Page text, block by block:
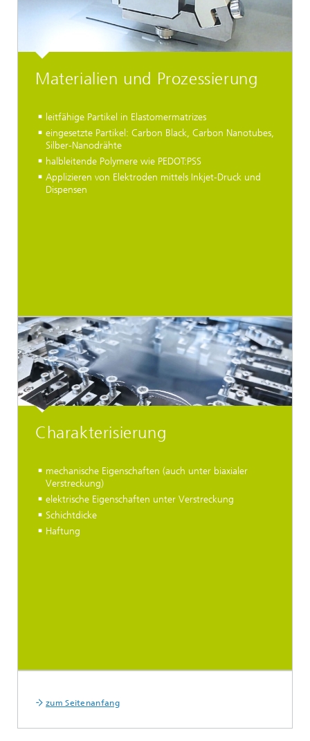
Materialien und Prozessierung
leitfähige Partikel in Elastomermatrizes
eingesetzte Partikel: Carbon Black, Carbon Nanotubes,
Silber-Nanodrähte
halbleitende Polymere wie PEDOT:PSS
Applizieren von Elektroden mittels Inkjet-Druck und
Dispensen
Charakterisierung
mechanische Eigenschaften (auch unter biaxialer
Verstreckung)
elektrische Eigenschaften unter Verstreckung
Schichtdicke
Haftung
zum Seitenanfang